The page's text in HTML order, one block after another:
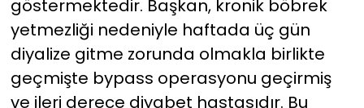
göstermektedir. Başkan, kronik böbrek
yetmezliği nedeniyle haftada üç gün
diyalize gitme zorunda olmakla birlikte
geçmişte bypass operasyonu geçirmiş
ve ileri derece diyabet hastasıdır. Bu